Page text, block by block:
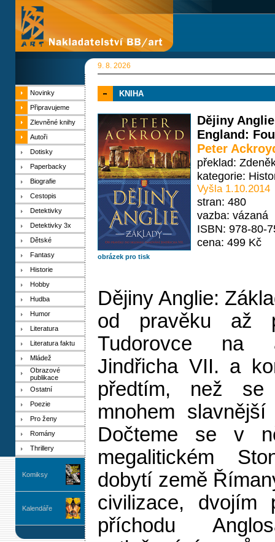
9. 8. 2026
Novinky
Připravujeme
Zlevněné knihy
Autoři
Dotisky
Paperbacky
Biografie
Cestopis
Detektivky
Detektivky 3x
Dětské
Fantasy
Historie
Hobby
Hudba
Humor
Literatura
Literatura faktu
Mládež
Obrazové
publikace
Ostatní
Poezie
Pro ženy
Romány
Thrillery
Komiksy
Kalendáře
KNIHA
obrázek pro tisk
Dějiny
England:
Peter
překlad:
kategorie:
Vyšla 1.10.2014
stran: 480
vazba: vázaná
ISBN: 978-80-
cena: 499 Kč
Dějiny Anglie:
od pravěku až
Tudorovce na
Jindřicha VII. a
předtím, než
mnohem
Dočteme se v
megalitickém
dobytí země
civilizace, dvojím
příchodu